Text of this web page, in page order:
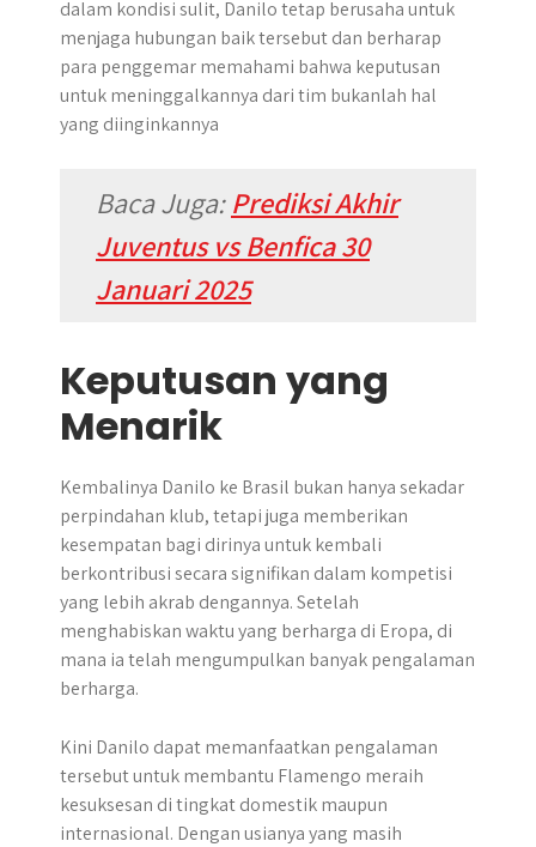
dalam kondisi sulit, Danilo tetap berusaha untuk
menjaga hubungan baik tersebut dan berharap
para penggemar memahami bahwa keputusan
untuk meninggalkannya dari tim bukanlah hal
yang diinginkannya
Baca Juga:Prediksi Akhir
Juventus vs Benfica 30
Januari 2025
Keputusan yang
Menarik
Kembalinya Danilo ke Brasil bukan hanya sekadar
perpindahan klub, tetapi juga memberikan
kesempatan bagi dirinya untuk kembali
berkontribusi secara signifikan dalam kompetisi
yang lebih akrab dengannya. Setelah
menghabiskan waktu yang berharga di Eropa, di
mana ia telah mengumpulkan banyak pengalaman
berharga.
Kini Danilo dapat memanfaatkan pengalaman
tersebut untuk membantu Flamengo meraih
kesuksesan di tingkat domestik maupun
internasional. Dengan usianya yang masih